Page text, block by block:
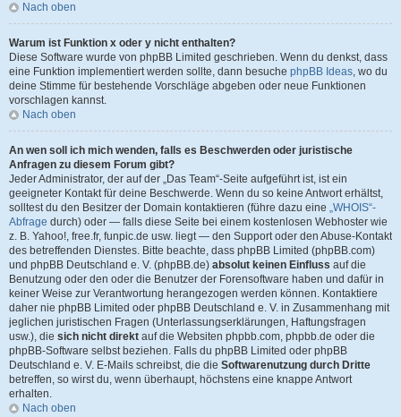
Nach oben
Warum ist Funktion x oder y nicht enthalten?
Diese Software wurde von phpBB Limited geschrieben. Wenn du denkst, dass
eine Funktion implementiert werden sollte, dann besuche phpBB Ideas, wo du
deine Stimme für bestehende Vorschläge abgeben oder neue Funktionen
vorschlagen kannst.
Nach oben
An wen soll ich mich wenden, falls es Beschwerden oder juristische
Anfragen zu diesem Forum gibt?
Jeder Administrator, der auf der „Das Team“-Seite aufgeführt ist, ist ein
geeigneter Kontakt für deine Beschwerde. Wenn du so keine Antwort erhältst,
solltest du den Besitzer der Domain kontaktieren (führe dazu eine „WHOIS“-
Abfrage durch) oder — falls diese Seite bei einem kostenlosen Webhoster wie
z. B. Yahoo!, free.fr, funpic.de usw. liegt — den Support oder den Abuse-Kontakt
des betreffenden Dienstes. Bitte beachte, dass phpBB Limited (phpBB.com)
und phpBB Deutschland e. V. (phpBB.de) absolut keinen Einfluss auf die
Benutzung oder den oder die Benutzer der Forensoftware haben und dafür in
keiner Weise zur Verantwortung herangezogen werden können. Kontaktiere
daher nie phpBB Limited oder phpBB Deutschland e. V. in Zusammenhang mit
jeglichen juristischen Fragen (Unterlassungserklärungen, Haftungsfragen
usw.), die sich nicht direkt auf die Websiten phpbb.com, phpbb.de oder die
phpBB-Software selbst beziehen. Falls du phpBB Limited oder phpBB
Deutschland e. V. E-Mails schreibst, die die Softwarenutzung durch Dritte
betreffen, so wirst du, wenn überhaupt, höchstens eine knappe Antwort
erhalten.
Nach oben